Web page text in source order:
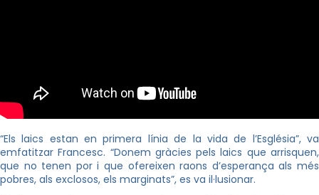
“Els laics estan en primera línia de la vida de l’Església”, va
emfatitzar Francesc. “Donem gràcies pels laics que arrisquen,
que no tenen por i que ofereixen raons d’esperança als més
pobres, als exclosos, els marginats”, es va il·lusionar.